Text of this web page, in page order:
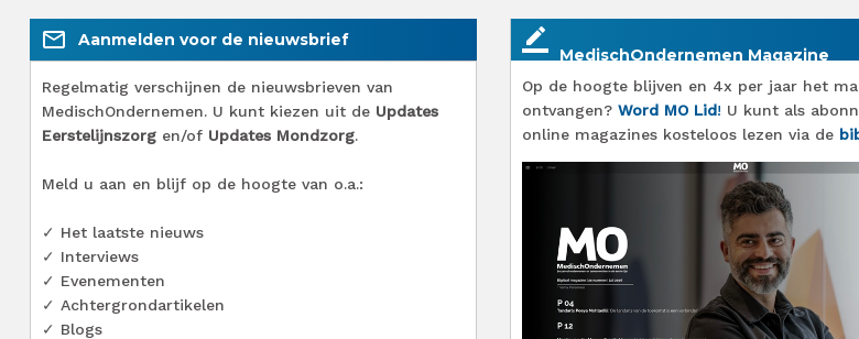
mail_outline Aanmelden voor de nieuwsbrief
Regelmatig verschijnen de nieuwsbrieven van
MedischOndernemen. U kunt kiezen uit de Updates
Eerstelijnszorg en/of Updates Mondzorg.
Meld u aan en blijf op de hoogte van o.a.:
✓ Het laatste nieuws
✓ Interviews
✓ Evenementen
✓ Achtergrondartikelen
✓ Blogs
border_color
MedischOndernemen Magazine
Op de hoogte blijven en 4x per jaar het
ontvangen? Word MO Lid! U kunt als
online magazines kosteloos lezen via de